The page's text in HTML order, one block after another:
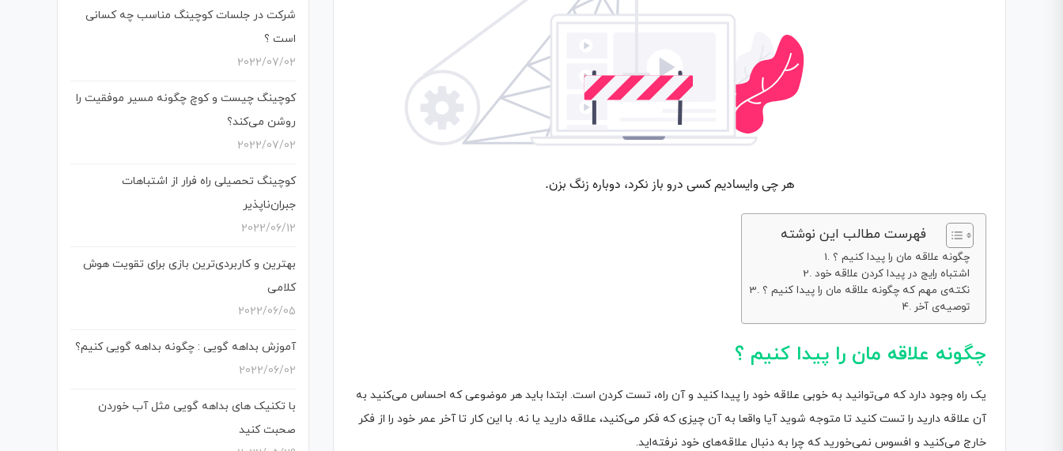
فهرست مطالب این نوشته
چگونه علاقه مان را پیدا کنیم ؟
اشتباه رایج در پیدا کردن علاقه خود
نکته‌ی مهم که چگونه علاقه مان را پیدا کنیم ؟
توصیه‌ی آخر
چگونه علاقه مان را پیدا کنیم ؟
یک راه وجود دارد که می‌توانید به خوبی علاقه خود را پیدا کنید و آن راه، تست کردن است. ابتدا باید هر موضوعی که احساس می‌کنید به
آن علاقه دارید را تست کنید تا متوجه شوید آیا واقعا به آن چیزی که فکر می‌کنید، علاقه دارید یا نه. با این کار تا آخر عمر خود را از فکر
خارج می‌کنید و افسوس نمی‌خورید که چرا به دنبال علاقه‌های خود نرفته‌اید.
شرکت در جلسات کوچینگ مناسب چه کسانی
است ؟
2022/07/02
کوچینگ چیست و کوچ چگونه مسیر موفقیت را
روشن می‌کند؟
2022/07/02
کوچینگ تحصیلی راه فرار از اشتباهات
جبران‌ناپذیر
2022/06/12
بهترین و کاربردی‌ترین بازی برای تقویت هوش
کلامی
2022/06/05
آموزش بداهه گویی : چگونه بداهه گویی کنیم؟
2022/06/02
با تکنیک های بداهه گویی مثل آب خوردن
صحبت کنید